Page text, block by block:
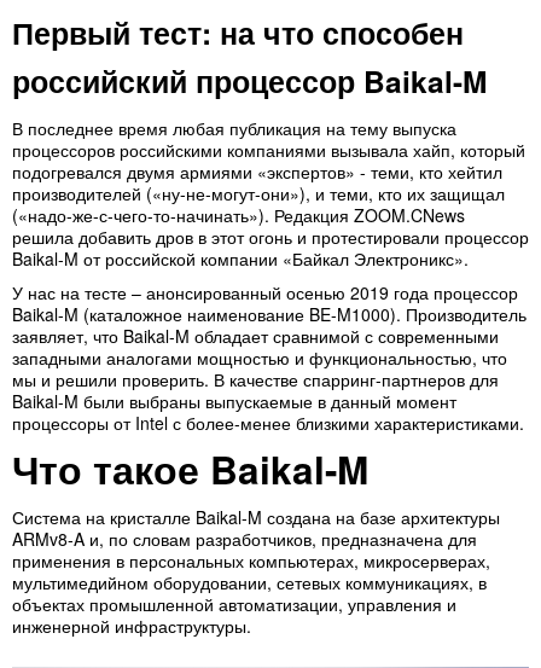
Первый тест: на что способен
российский процессор Baikal-M
В последнее время любая публикация на тему выпуска
процессоров российскими компаниями вызывала хайп, который
подогревался двумя армиями «экспертов» - теми, кто хейтил
производителей («ну-не-могут-они»), и теми, кто их защищал
(«надо-же-с-чего-то-начинать»). Редакция ZOOM.CNews
решила добавить дров в этот огонь и протестировали процессор
Baikal-M от российской компании «Байкал Электроникс».
У нас на тесте – анонсированный осенью 2019 года процессор
Baikal-M (каталожное наименование BE-M1000). Производитель
заявляет, что Baikal-M обладает сравнимой с современными
западными аналогами мощностью и функциональностью, что
мы и решили проверить. В качестве спарринг-партнеров для
Baikal-M были выбраны выпускаемые в данный момент
процессоры от Intel с более-менее близкими характеристиками.
Что такое Baikal-M
Система на кристалле Baikal-M создана на базе архитектуры
ARMv8-A и, по словам разработчиков, предназначена для
применения в персональных компьютерах, микросерверах,
мультимедийном оборудовании, сетевых коммуникациях, в
объектах промышленной автоматизации, управления и
инженерной инфраструктуры.